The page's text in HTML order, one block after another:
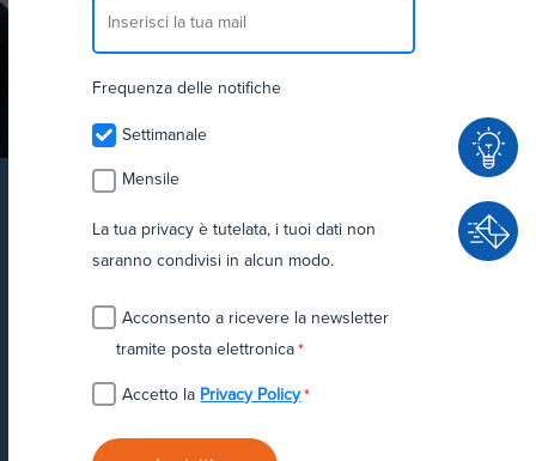
C
o
Frequenza delle notifiche
Settimanale
Mensile
La tua privacy è tutelata, i tuoi dati non
saranno condivisi in alcun modo.
Acconsento a ricevere la newsletter
tramite posta elettronica*
Accetto la Privacy Policy*